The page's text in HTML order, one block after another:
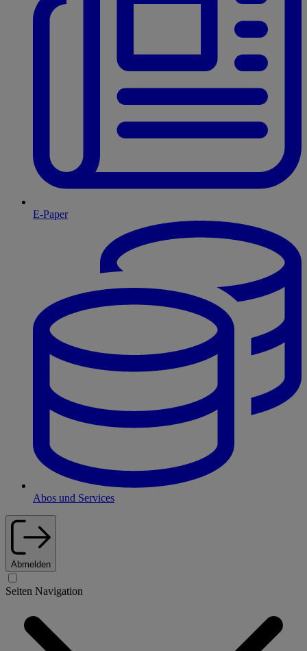
E-Paper
Abos und Services
Abmelden
Seiten Navigation